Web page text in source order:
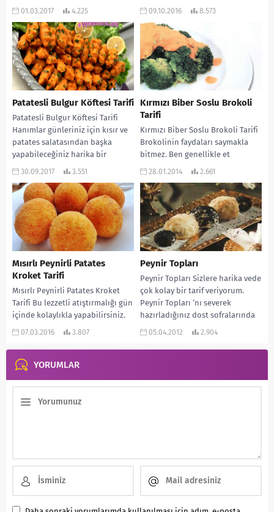
da...
01.03.2017 4.225
yöresine ait ve çok lezzetli...
09.10.2016 8.573
Patatesli Bulgur Köftesi Tarifi
Patatesli Bulgur Köftesi Tarifi
Hanımlar günleriniz için kısır ve
patates salatasından başka
yapabileceğiniz harika bir
tarifimiz var. Hem çiğ köfte...
30.09.2017 3.551
Kırmızı Biber Soslu Brokoli
Tarifi
Kırmızı Biber Soslu Brokoli Tarifi
Brokolinin faydaları saymakla
bitmez. Ben genellikle et
yemeklerinin yanına garnitür
28.01.2014 2.661
Mısırlı Peynirli Patates
Kroket Tarifi
Mısırlı Peynirli Patates Kroket
Tarifi Bu lezzetli atıştırmalığı gün
içinde kolaylıkla yapabilirsiniz.
Ayrıca et ve köfte yemeklerinin
07.03.2016 3.807
Peynir Topları
Peynir Topları Sizlere harika vede
çok kolay bir tarif veriyorum.
Peynir Topları ‘nı severek
hazırladığınız dost sofralarında
aperatif olarak sunabilirsiniz....
05.04.2012 2.904
YORUMLAR